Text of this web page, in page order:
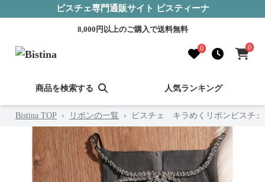
ビスチェ専門通販サイト ビスティーナ
8,000円以上のご購入で送料無料
0 0
商品を検索する 人気ランキング
Bistina TOP › リボンの一覧 › ビスチェ キラめくリボンビスチェ